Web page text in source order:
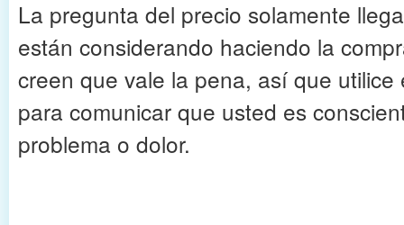
La pregunta del precio solamente
están considerando haciendo la
creen que vale la pena, así que
para comunicar que usted es
problema o dolor.